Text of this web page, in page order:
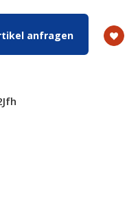
anfragen